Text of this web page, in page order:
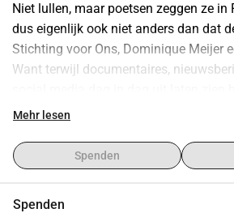
Niet lullen, maar poetsen zeggen ze in
dus eigenlijk ook niet anders dan dat
Stichting voor Ons, Dominique Meijer
Want terwijl documentaires,
gesteld is in Nederland met de rechten
Mensen er schande van spreken, er
worden. Wachten op wit helmen ,
Mehr lesen
Spenden
Spenden